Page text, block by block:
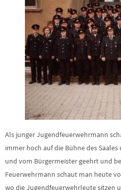
Als junger Jugendfeuerwehrmann
immer hoch auf die Bühne des
und vom Bürgermeister geehrt und
Feuerwehrmann schaut man heute
wo die Jugendfeuerwehrleute sitzen